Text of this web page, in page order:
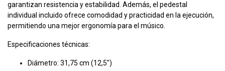
garantizan resistencia y estabilidad. Además, el pedestal
individual incluido ofrece comodidad y practicidad en la ejecución,
permitiendo una mejor ergonomía para el músico.
Especificaciones técnicas:
Diámetro: 31,75 cm (12,5")